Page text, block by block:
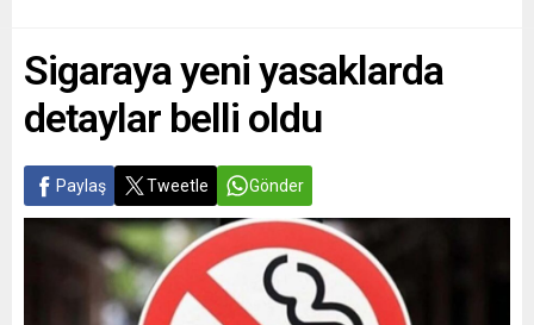
Sigaraya yeni yasaklarda
detaylar belli oldu
Paylaş Tweetle Gönder